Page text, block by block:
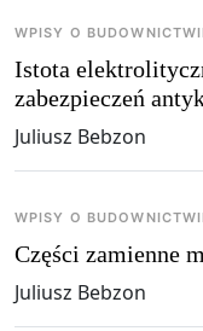
WPISY O
Istota
zabezpieczeń
Juliusz Bebzon
WPISY O
Części zamienne
Juliusz Bebzon